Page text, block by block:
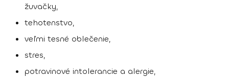
žuvačky,
tehotenstvo,
veľmi tesné oblečenie,
stres,
potravinové intolerancie a alergie,